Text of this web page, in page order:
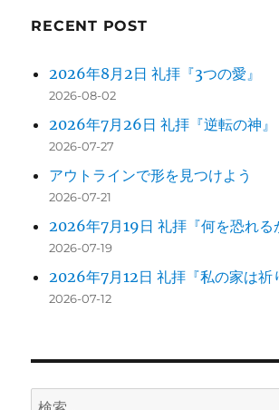
ン
RECENT POST
2026年8月2日 礼拝『3つの愛』
2026-08-02
2026年7月26日 礼拝『逆転の神』
2026-07-27
アウトラインで形を見つけよう
2026-07-21
2026年7月19日 礼拝『何を恐れる
2026-07-19
2026年7月12日 礼拝『私の家は祈
2026-07-12
検